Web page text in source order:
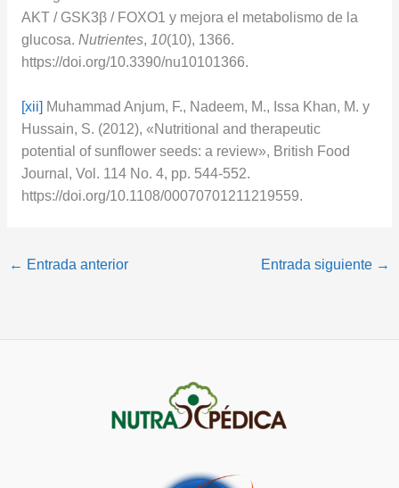
AKT / GSK3β / FOXO1 y mejora el metabolismo de la
glucosa. Nutrientes, 10(10), 1366.
https://doi.org/10.3390/nu10101366.
[xii] Muhammad Anjum, F., Nadeem, M., Issa Khan, M. y
Hussain, S. (2012), «Nutritional and therapeutic
potential of sunflower seeds: a review», British Food
Journal, Vol. 114 No. 4, pp. 544-552.
https://doi.org/10.1108/00070701211219559.
← Entrada anterior Entrada siguiente →